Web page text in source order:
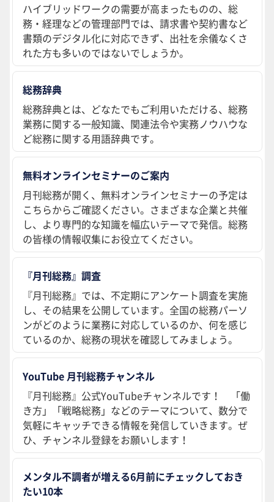
ハイブリッドワークの需要が高まったものの、総
務・経理などの管理部門では、請求書や契約書など
書類のデジタル化に対応できず、出社を余儀なくさ
れた方も多いのではないでしょうか。
総務辞典
総務辞典とは、どなたでもご利用いただける、総務
業務に関する一般知識、関連法令や実務ノウハウな
ど総務に関する用語辞典です。
無料オンラインセミナーのご案内
月刊総務が開く、無料オンラインセミナーの予定は
こちらからご確認ください。さまざまな企業と共催
し、より専門的な知識を幅広いテーマで発信。総務
の皆様の情報収集にお役立てください。
『月刊総務』調査
『月刊総務』では、不定期にアンケート調査を実施
し、その結果を公開しています。全国の総務パーソ
ンがどのように業務に対応しているのか、何を感じ
ているのか、総務の現状を確認してみましょう。
YouTube 月刊総務チャンネル
『月刊総務』公式YouTubeチャンネルです！ 「働
き方」「戦略総務」などのテーマについて、数分で
気軽にキャッチできる情報を発信していきます。ぜ
ひ、チャンネル登録をお願いします！
メンタル不調者が増える6月前にチェックしておき
たい10本